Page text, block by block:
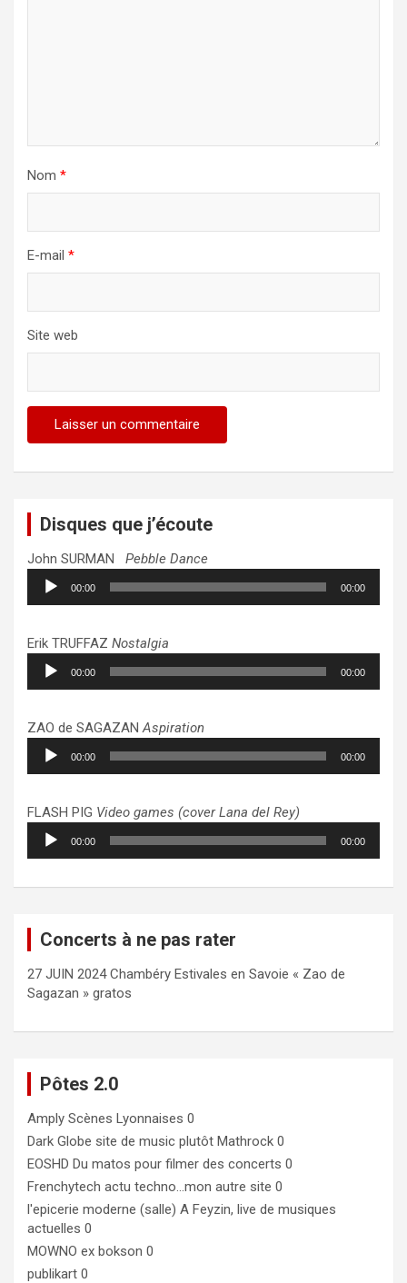
Nom *
E-mail *
Site web
Disques que j’écoute
John SURMAN Pebble Dance
Lecteur
audio
00:00 00:00
Erik TRUFFAZ Nostalgia
Lecteur
audio
00:00 00:00
ZAO de SAGAZANAspiration
Lecteur
audio
00:00 00:00
FLASH PIG Video games (cover Lana del Rey)
Lecteur
audio
00:00 00:00
Concerts à ne pas rater
27 JUIN 2024 Chambéry Estivales en Savoie « Zao de
Sagazan » gratos
Pôtes 2.0
Amply Scènes Lyonnaises 0
Dark Globe site de music plutôt Mathrock 0
EOSHD Du matos pour filmer des concerts 0
Frenchytech actu techno…mon autre site 0
l'epicerie moderne (salle) A Feyzin, live de musiques
actuelles 0
MOWNO ex bokson 0
publikart 0